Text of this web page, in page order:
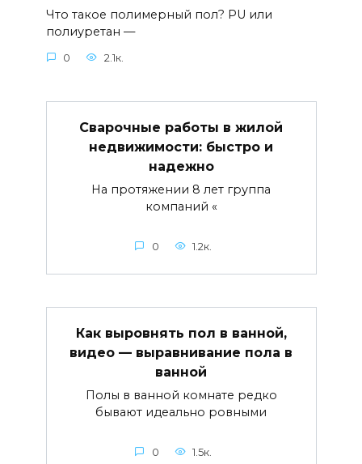
Что такое полимерный пол? PU или
полиуретан —
0 2.1к.
Сварочные работы в жилой
недвижимости: быстро и
надежно
На протяжении 8 лет группа
компаний «
0 1.2к.
Как выровнять пол в ванной,
видео — выравнивание пола в
ванной
Полы в ванной комнате редко
бывают идеально ровными
0 1.5к.